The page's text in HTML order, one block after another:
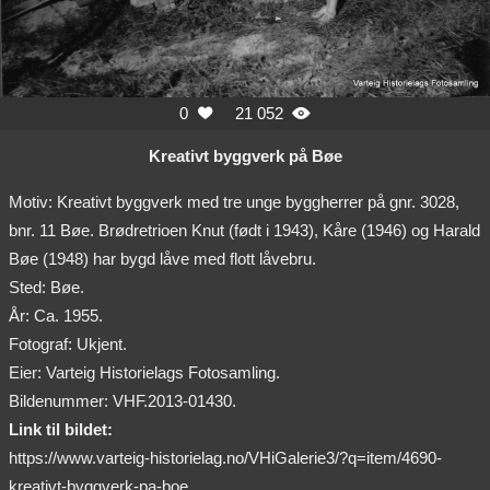
0  21 052 
Kreativt byggverk på Bøe
Motiv: Kreativt byggverk med tre unge byggherrer på gnr. 3028,
bnr. 11 Bøe. Brødretrioen Knut (født i 1943), Kåre (1946) og Harald
Bøe (1948) har bygd låve med flott låvebru.
Sted: Bøe.
År: Ca. 1955.
Fotograf: Ukjent.
Eier: Varteig Historielags Fotosamling.
Bildenummer: VHF.2013-01430.
Link til bildet:
https://www.varteig-historielag.no/VHiGalerie3/?q=item/4690-
kreativt-byggverk-pa-boe